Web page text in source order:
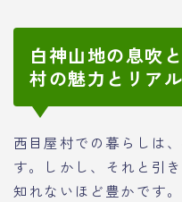
白神山地の息吹
村の魅力とリアル
西目屋村での暮らしは
す。しかし、それと引
知れないほど豊かです。